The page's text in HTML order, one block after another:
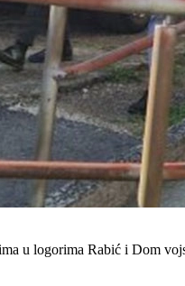
u logorima Rabić i Dom